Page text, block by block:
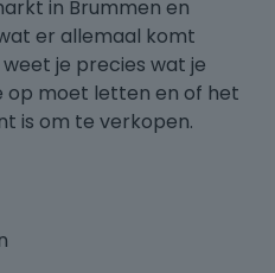
in Brummen en
er allemaal komt
je precies wat je
op moet letten en of het
is om te verkopen.